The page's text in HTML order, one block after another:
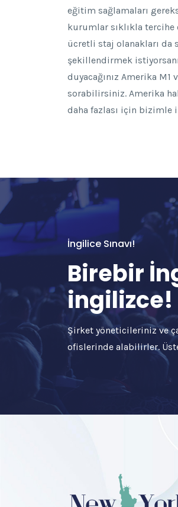
eğitim sağlamaları
kurumlar sıklıkla
ücretli staj olanakları da
şekillendirmek
duyacağınız Amerika
sorabilirsiniz. Amerika
daha fazlası için
İngilice Sınavı!
Birebir
ingilizce!
Şirket yöneticileriniz ve
ofislerinde alabilirler.